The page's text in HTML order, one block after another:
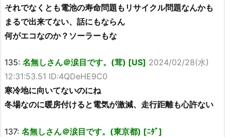
それでなくとも電池の寿命問題もリサイクル問題なんかも
まるで出来てない、話にもならん
何がエコなのか？ソーラーもな
135: 名無しさん＠涙目です。(茸) [US] 2024/02/28(水)
12:31:53.51 ID:4QDeHE9C0
寒冷地に向いてないのにね
冬場なのに暖房付けると電気が激減、走行距離も心許ない
137: 名無しさん＠涙目です。(東京都) [ﾆﾀﾞ]